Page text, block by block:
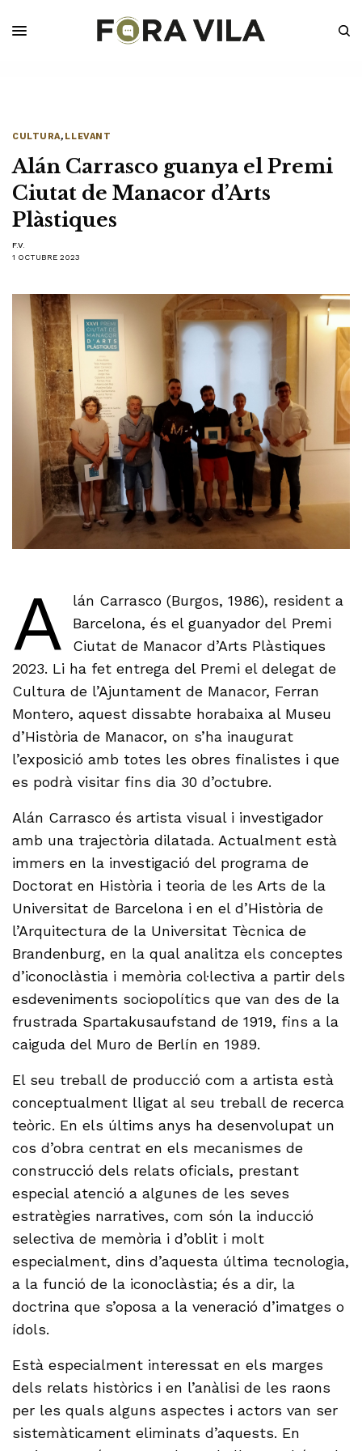
CULTURA, LLEVANT
Alán Carrasco guanya el Premi
Ciutat de Manacor d’Arts
Plàstiques
F.V.
1 OCTUBRE 2023
A
lán Carrasco (Burgos, 1986), resident a
Barcelona, és el guanyador del Premi
Ciutat de Manacor d’Arts Plàstiques
2023. Li ha fet entrega del Premi el delegat de
Cultura de l’Ajuntament de Manacor, Ferran
Montero, aquest dissabte horabaixa al Museu
d’Història de Manacor, on s’ha inaugurat
l’exposició amb totes les obres finalistes i que
es podrà visitar fins dia 30 d’octubre.
Alán Carrasco és artista visual i investigador
amb una trajectòria dilatada. Actualment està
immers en la investigació del programa de
Doctorat en Història i teoria de les Arts de la
Universitat de Barcelona i en el d’Història de
l’Arquitectura de la Universitat Tècnica de
Brandenburg, en la qual analitza els conceptes
d’iconoclàstia i memòria col·lectiva a partir dels
esdeveniments sociopolítics que van des de la
frustrada Spartakusaufstand de 1919, fins a la
caiguda del Muro de Berlín en 1989.
El seu treball de producció com a artista està
conceptualment lligat al seu treball de recerca
teòric. En els últims anys ha desenvolupat un
cos d’obra centrat en els mecanismes de
construcció dels relats oficials, prestant
especial atenció a algunes de les seves
estratègies narratives, com són la inducció
selectiva de memòria i d’oblit i molt
especialment, dins d’aquesta última tecnologia,
a la funció de la iconoclàstia; és a dir, la
doctrina que s’oposa a la veneració d’imatges o
ídols.
Està especialment interessat en els marges
dels relats històrics i en l’anàlisi de les raons
per les quals alguns aspectes i actors van ser
sistemàticament eliminats d’aquests. En